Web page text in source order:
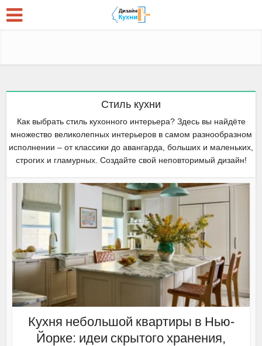
Стиль кухни
Как выбрать стиль кухонного интерьера? Здесь вы найдёте
множество великолепных интерьеров в самом разнообразном
исполнении – от классики до авангарда, больших и маленьких,
строгих и гламурных. Создайте свой неповторимый дизайн!
Кухня небольшой квартиры в Нью-
Йорке: идеи скрытого хранения,